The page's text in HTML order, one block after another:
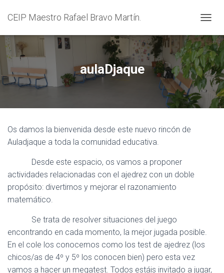
CEIP Maestro Rafael Bravo Martín.
A
M
B
I
A
R
M
N
aulaDjaque
Os damos la bienvenida desde este nuevo rincón de
Auladjaque a toda la comunidad educativa.
Desde este espacio, os vamos a proponer
actividades relacionadas con el ajedrez con un doble
propósito: divertirnos y mejorar el razonamiento
matemático.
Se trata de resolver situaciones del juego
encontrando en cada momento, la mejor jugada posible.
En el cole los conocemos como los test de ajedrez (los
chicos/as de 4º y 5º los conocen bien) pero esta vez
vamos a hacer un megatest. Todos estáis invitado a jugar,